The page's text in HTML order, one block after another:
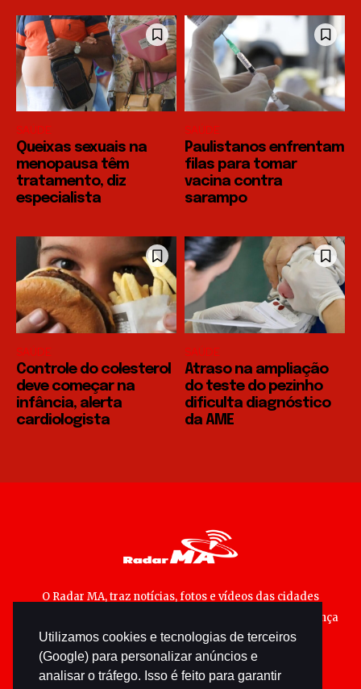
Utilizamos cookies e tecnologias de terceiros
(Google) para personalizar anúncios e
analisar o tráfego. Isso é feito para garantir
SAÚDE
Queixas sexuais na
menopausa têm
tratamento, diz
especialista
SAÚDE
Paulistanos enfrentam
filas para tomar
vacina contra
sarampo
SAÚDE
Controle do colesterol
deve começar na
infância, alerta
cardiologista
SAÚDE
Atraso na ampliação
do teste do pezinho
dificulta diagnóstico
da AME
O Radar MA, traz notícias, fotos e vídeos das cidades
maranhenses; matérias especiais sobre política, segurança
pública e cultura popular.